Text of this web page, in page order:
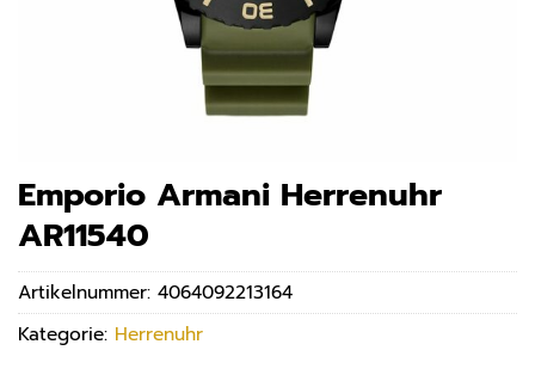
Emporio Armani Herrenuhr
AR11540
Artikelnummer: 4064092213164
Kategorie: Herrenuhr